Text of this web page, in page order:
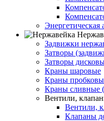
Энергетическая
Задвижки
Затворы
Затворы
Краны шаровые
Краны
Краны сливные
Вентили,
Вентили,
Клапаны